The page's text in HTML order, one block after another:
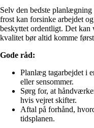
Selv den bedste
frost kan forsinke arbejdet
beskyttet ordentligt. Det kan
kvalitet bør altid komme
Gode råd:
Planlæg tagarbejdet i
eller sensommer.
Sørg for, at
hvis vejret skifter.
Aftal på forhånd,
tidsplanen.